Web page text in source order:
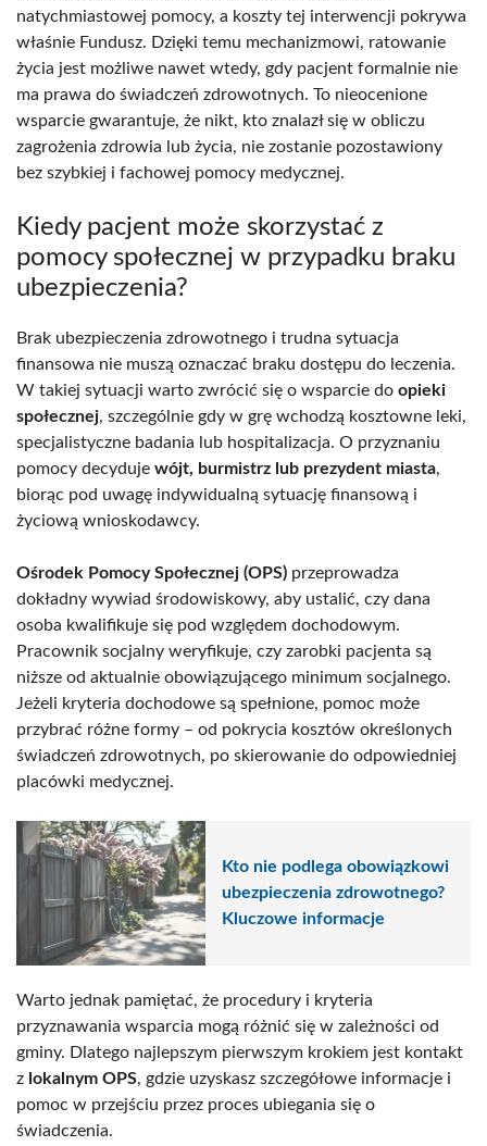
natychmiastowej pomocy, a koszty tej interwencji pokrywa
właśnie Fundusz. Dzięki temu mechanizmowi, ratowanie
życia jest możliwe nawet wtedy, gdy pacjent formalnie nie
ma prawa do świadczeń zdrowotnych. To nieocenione
wsparcie gwarantuje, że nikt, kto znalazł się w obliczu
zagrożenia zdrowia lub życia, nie zostanie pozostawiony
bez szybkiej i fachowej pomocy medycznej.
Kiedy pacjent może skorzystać z
pomocy społecznej w przypadku braku
ubezpieczenia?
Brak ubezpieczenia zdrowotnego i trudna sytuacja
finansowa nie muszą oznaczać braku dostępu do leczenia.
W takiej sytuacji warto zwrócić się o wsparcie do opieki
społecznej, szczególnie gdy w grę wchodzą kosztowne leki,
specjalistyczne badania lub hospitalizacja. O przyznaniu
pomocy decyduje wójt, burmistrz lub prezydent miasta,
biorąc pod uwagę indywidualną sytuację finansową i
życiową wnioskodawcy.
Ośrodek Pomocy Społecznej (OPS) przeprowadza
dokładny wywiad środowiskowy, aby ustalić, czy dana
osoba kwalifikuje się pod względem dochodowym.
Pracownik socjalny weryfikuje, czy zarobki pacjenta są
niższe od aktualnie obowiązującego minimum socjalnego.
Jeżeli kryteria dochodowe są spełnione, pomoc może
przybrać różne formy – od pokrycia kosztów określonych
świadczeń zdrowotnych, po skierowanie do odpowiedniej
placówki medycznej.
Kto nie podlega obowiązkowi
ubezpieczenia zdrowotnego?
Kluczowe informacje
Warto jednak pamiętać, że procedury i kryteria
przyznawania wsparcia mogą różnić się w zależności od
gminy. Dlatego najlepszym pierwszym krokiem jest kontakt
z lokalnym OPS, gdzie uzyskasz szczegółowe informacje i
pomoc w przejściu przez proces ubiegania się o
świadczenia.